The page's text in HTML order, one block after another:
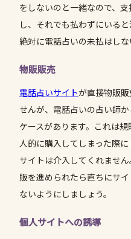
をしないのと一緒なので、
し、それでも払わずにいる
絶対に電話占いの未払はしな
物販販売
電話占いサイトが直接物販
せんが、電話占いの占い師
ケースがあります。これは
人的に購入してしまった際
サイトは介入してくれませ
販を進められたら直ちにサ
ないようにしましょう。
個人サイトへの誘導